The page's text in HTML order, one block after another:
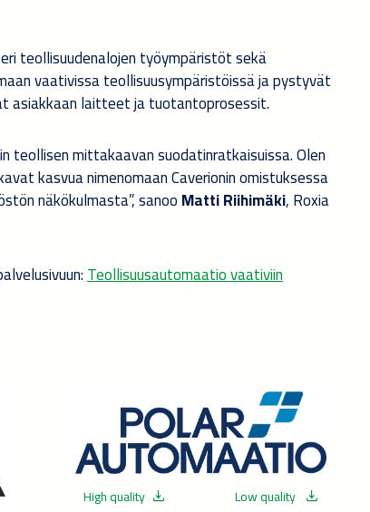
teollisuudenalojen työympäristöt sekä
vaativissa teollisuusympäristöissä ja pystyvät
asiakkaan laitteet ja tuotantoprosessit.
teollisen mittakaavan suodatinratkaisuissa. Olen
kasvua nimenomaan Caverionin omistuksessa
näkökulmasta”, sanooMatti Riihimäki, Roxia
Teollisuusautomaatio vaativiin
High quality Low quality